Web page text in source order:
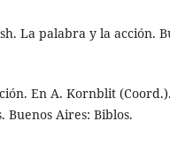
La palabra y la acción.
En A. Kornblit
Buenos Aires: Biblos.